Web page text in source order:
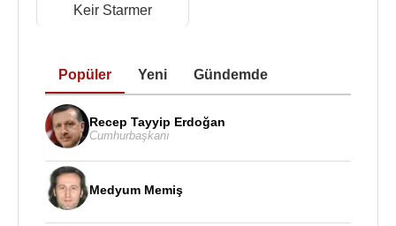
Corbyn
Gölge Kabine
Burnham ’ın ulusal siyasette deneyimli fakat aynı
zamandaWestminster
uzaklaşma eğilimi gösteren bir figür olarak yeniden
konumlandığı yıllar olmuştur.
2017 yılında
Belediye Başkanı seçilerek kariyerinde yeni bir
döneme başlamıştır. Bu görevle birlikte ulusal
Keir Starmer
Popüler Yeni Gündemde
Recep Tayyip Erdoğan
Cumhurbaşkanı
Medyum Memiş